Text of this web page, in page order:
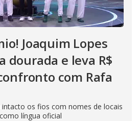
Joaquim Lopes
dourada e leva R$
com Rafa
os fios com nomes de locais
língua oficial